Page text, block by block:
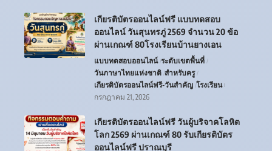
เกียรติบัตรออนไลน์ฟรี แบบทดสอบ
ออนไลน์ วันสุนทรภู่ 2569 จำนวน 20 ข้อ
ผ่านเกณฑ์ 80โรงเรียนบ้านยางเอน
แบบทดสอบออนไลน์ ระดับเขตพื้นที่
วันภาษาไทยแห่งชาติ สำหรับครู
เกียรติบัตรออนไลน์ฟรี-วันสำคัญ โรงเรียน
กรกฎาคม 21, 2026
เกียรติบัตรออนไลน์ฟรี วันผู้บริจาคโลหิต
โลก 2569 ผ่านเกณฑ์ 80 รับเกียรติบัตร
ออนไลน์ฟรี ปราณบุรี